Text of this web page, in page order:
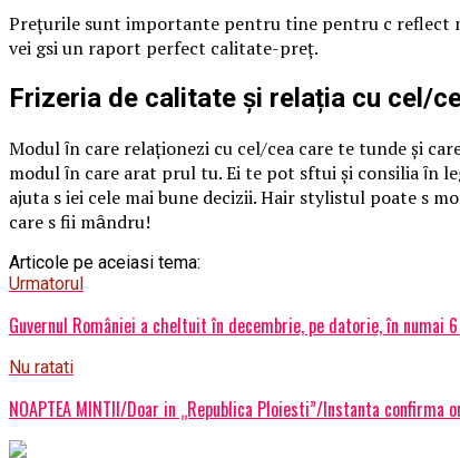
Prețurile sunt importante pentru tine pentru cӑ
vei gӑsi un raport perfect calitate-preț.
Frizeria de calitate și relația cu cel/
Modul ȋn care relaționezi cu cel/cea care te tunde și
modul ȋn care aratӑ pӑrul tӑu. Ei te pot sfӑtui și consilia
ajuta sӑ iei cele mai bune decizii. Hair stylistul poate sӑ
care sӑ fii mȃndru!
Articole pe aceiasi tema:
Urmatorul
Guvernul României a cheltuit în decembrie, pe datorie, în
Nu ratati
NOAPTEA MINTII/Doar in „Republica Ploiesti”/Instanta